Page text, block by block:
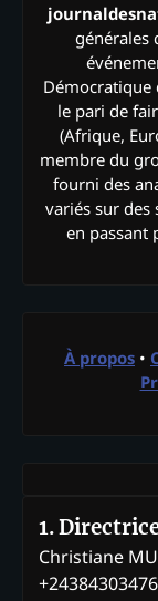
générales
Démocratique
le pari de
(Afrique,
membre du
fourni des
variés sur des
en passant
À propos •
1.
Christiane